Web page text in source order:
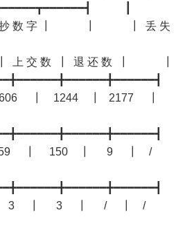
┃
抄 数 字 ┃ ┃ ┃ 丢 失
┃ 退 还 数 ┃ ┃
┃ 1244 ┃ 2177 ┃
┃ 150 ┃ 9 ┃ /
) ┃ 3 ┃ 3 ┃ / ┃ /